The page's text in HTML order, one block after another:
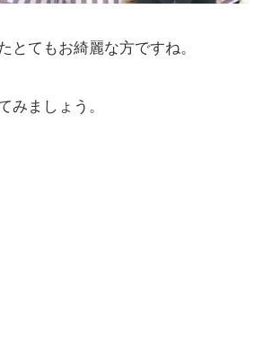
とてもお綺麗な方ですね。
みましょう。